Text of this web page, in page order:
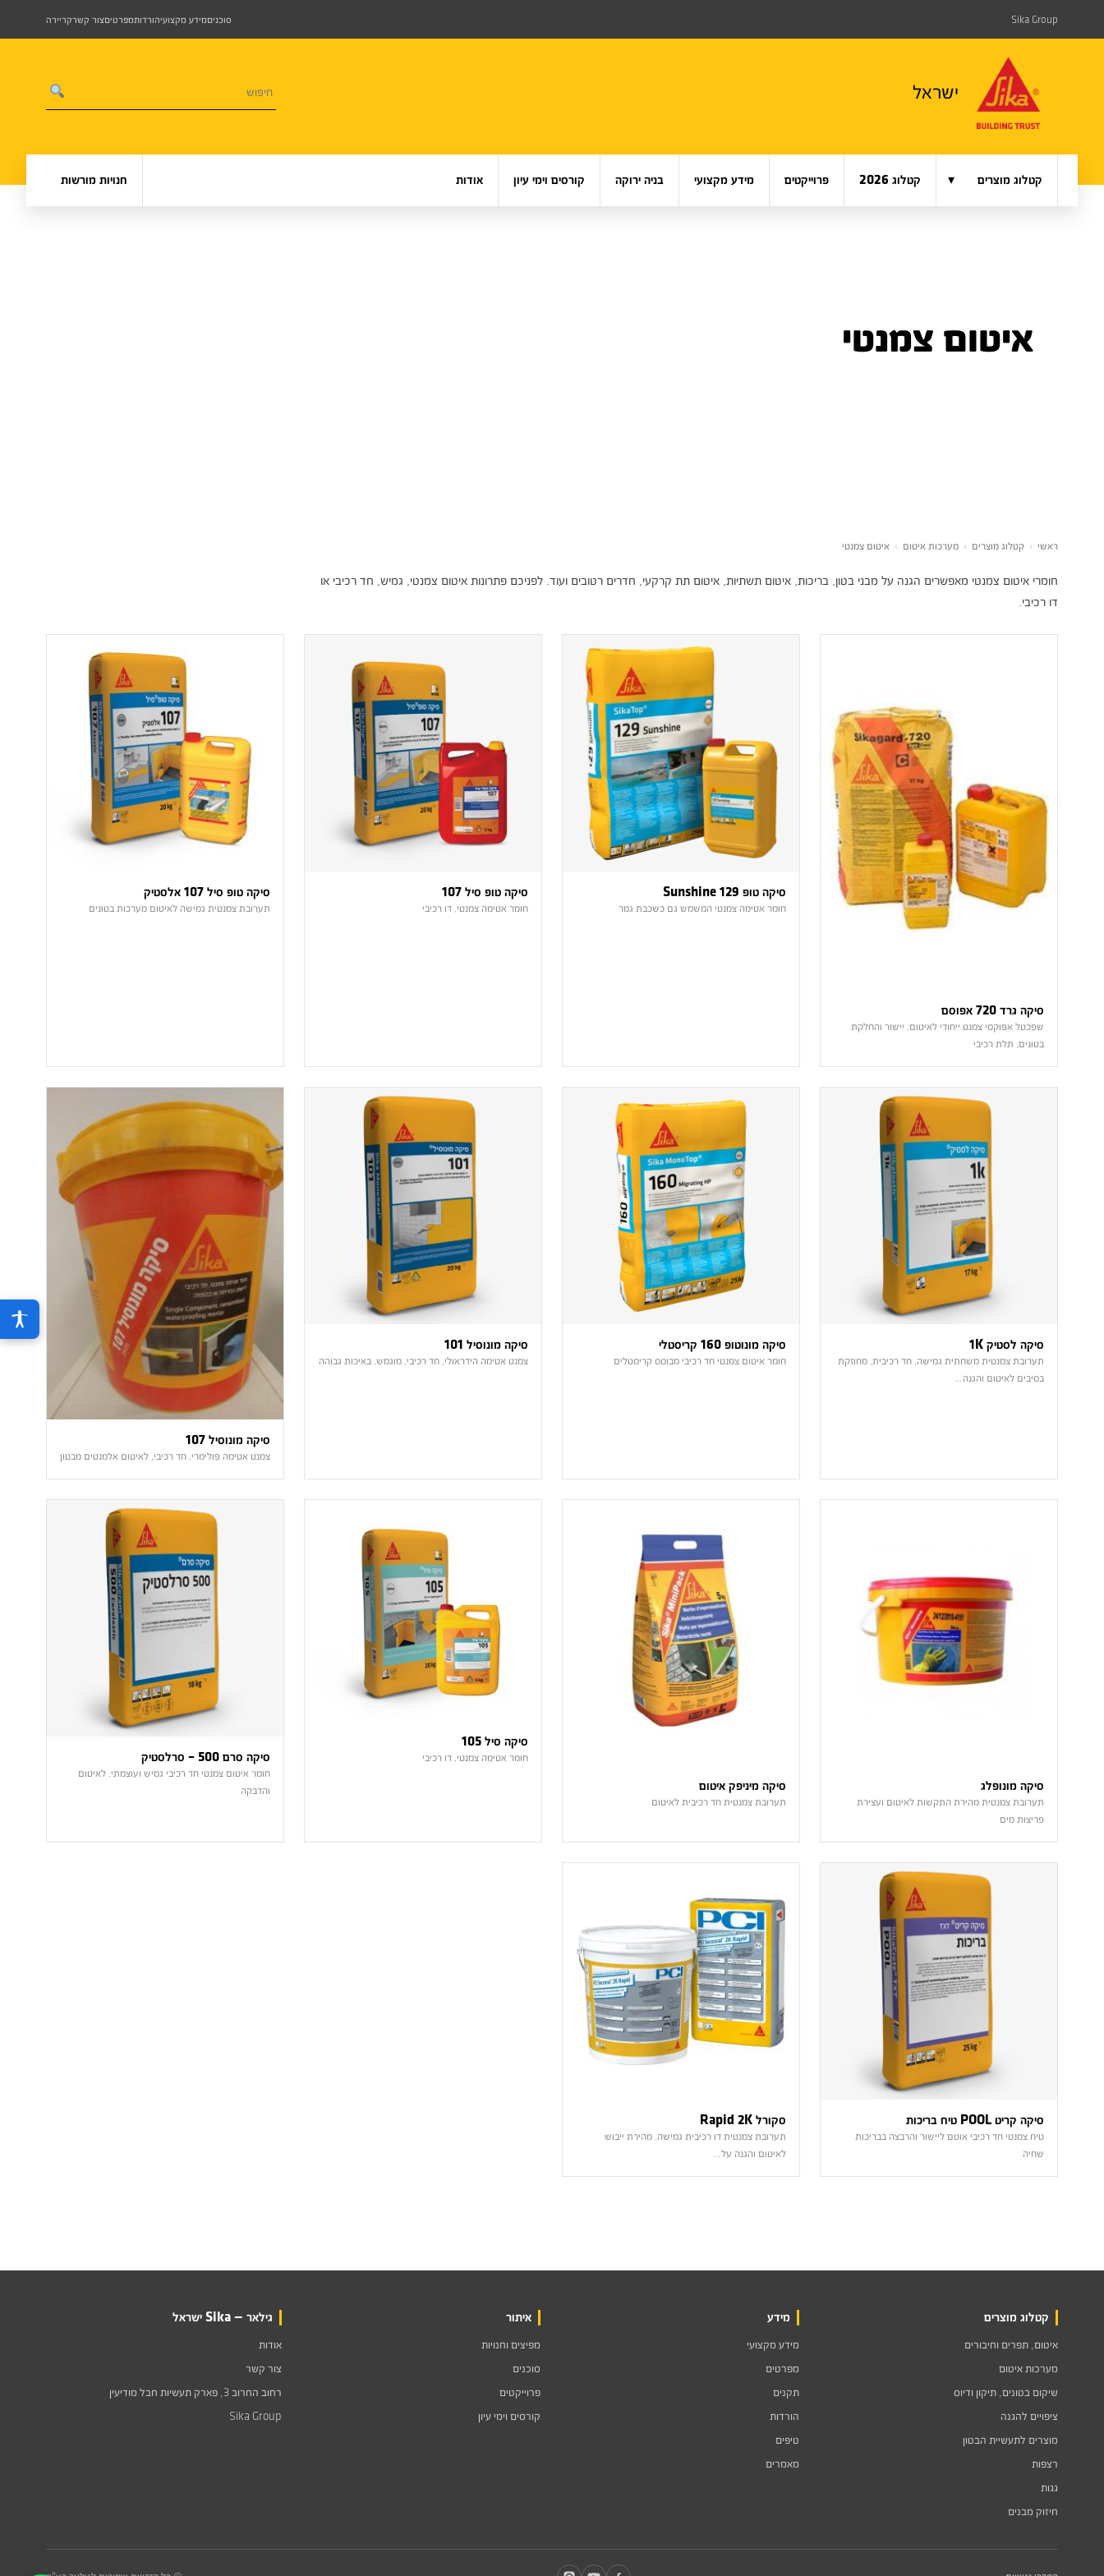
Sika Group סוכניםמידע מקצועיהורדותמפרטיםצור קשרקריירה
ישראל
קטלוג מוצרים ▾ קטלוג 2026 פרוייקטים מידע מקצועי בניה ירוקה קורסים וימי עיון אודות חנויות מורשות
איטום צמנטי
ראשי › קטלוג מוצרים › מערכות איטום › איטום צמנטי
חומרי איטום צמנטי מאפשרים הגנה על מבני בטון, בריכות, איטום תשתיות, איטום תת קרקעי, חדרים רטובים ועוד. לפניכם פתרונות איטום צמנטי, גמיש, חד רכיבי או
דו רכיבי.
סיקה גרד 720 אפוסם
שפכטל אפוקסי צמנט ייחודי לאיטום, יישור והחלקת
בטונים, תלת רכיבי
סיקה טופ 129 Sunshine
חומר אטימה צמנטי המשמש גם כשכבת גמר
סיקה טופ סיל 107
חומר אטימה צמנטי, דו רכיבי
סיקה טופ סיל 107 אלסטיק
תערובת צמנטית גמישה לאיטום מערכות בטונים
סיקה לסטיק 1K
תערובת צמנטית משחתית גמישה, חד רכיבית, מחוזקת
בסיבים לאיטום והגנה…
סיקה מונוטופ 160 קריסטלי
חומר איטום צמנטי חד רכיבי מבוסס קריסטלים
סיקה מונוסיל 101
צמנט אטימה הידראולי, חד רכיבי, מוגמש, באיכות גבוהה
סיקה מונוסיל 107
צמנט אטימה פולימרי, חד רכיבי, לאיטום אלמנטים מבטון
סיקה מונופלג
תערובת צמנטית מהירת התקשות לאיטום ועצירת
פריצות מים
סיקה מיניפק איטום
תערובת צמנטית חד רכיבית לאיטום
סיקה סיל 105
חומר אטימה צמנטי, דו רכיבי סיקה סרם 500 – סרלסטיק
חומר איטום צמנטי חד רכיבי גמיש ועוצמתי, לאיטום
והדבקה
סיקה קריט POOL טיח בריכות
טיח צמנטי חד רכיבי אוטם ליישור והרבצה בבריכות
שחיה
סקורל Rapid 2K
תערובת צמנטית דו רכיבית גמישה, מהירת ייבוש
לאיטום והגנה על…
קטלוג מוצרים
איטום, תפרים וחיבורים
מערכות איטום
שיקום בטונים, תיקון ודיוס
ציפויים להגנה
מוצרים לתעשיית הבטון
רצפות
גגות
חיזוק מבנים
מידע
מידע מקצועי
מפרטים
תקנים
הורדות
טיפים
מאמרים
איתור
מפיצים וחנויות
סוכנים
פרוייקטים
קורסים וימי עיון
גילאר — Sika ישראל
אודות
צור קשר
רחוב החרוב 3, פארק תעשיות חבל מודיעין
Sika Group